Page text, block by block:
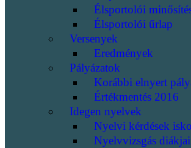
Élsportolói
Élsportolói űrlap
Versenyek
Eredmények
Pályázatok
Korábbi elnyert
Értékmentés 2016
Idegen nyelvek
Nyelvi kérdések
Nyelvvizsgás